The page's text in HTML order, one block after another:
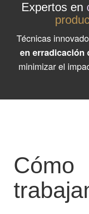
Expertos en
Técnicas
en erradicación
minimizar el
Cómo